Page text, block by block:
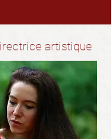
artistique